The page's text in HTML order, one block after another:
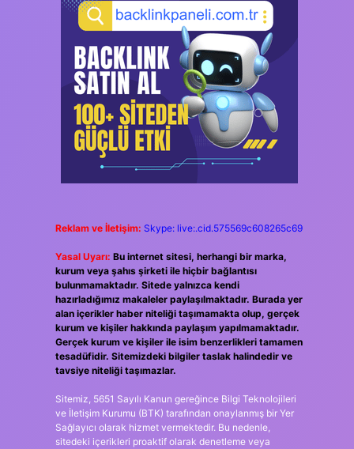
Reklam ve İletişim: Skype: live:.cid.575569c608265c69
Yasal Uyarı: Bu internet sitesi, herhangi bir marka,
kurum veya şahıs şirketi ile hiçbir bağlantısı
bulunmamaktadır. Sitede yalnızca kendi
hazırladığımız makaleler paylaşılmaktadır. Burada yer
alan içerikler haber niteliği taşımamakta olup, gerçek
kurum ve kişiler hakkında paylaşım yapılmamaktadır.
Gerçek kurum ve kişiler ile isim benzerlikleri tamamen
tesadüfidir. Sitemizdeki bilgiler taslak halindedir ve
tavsiye niteliği taşımazlar.
Sitemiz, 5651 Sayılı Kanun gereğince Bilgi Teknolojileri
ve İletişim Kurumu (BTK) tarafından onaylanmış bir Yer
Sağlayıcı olarak hizmet vermektedir. Bu nedenle,
sitedeki içerikleri proaktif olarak denetleme veya